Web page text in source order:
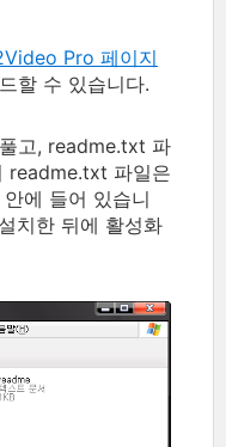
Pro 페이지
할 수 있습니다.
고, readme.txt 파
readme.txt 파일은
에 들어 있습니
치한 뒤에 활성화